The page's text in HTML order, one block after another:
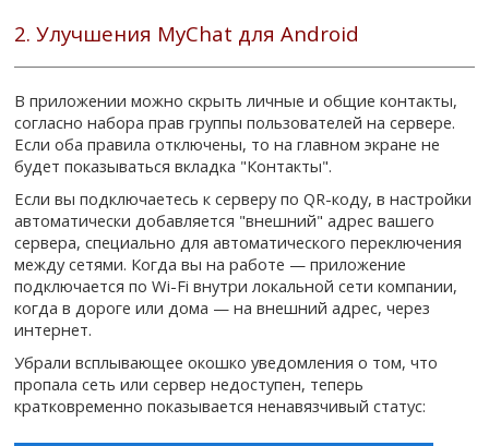
2. Улучшения MyChat для Android
В приложении можно скрыть личные и общие контакты,
согласно набора прав группы пользователей на сервере.
Если оба правила отключены, то на главном экране не
будет показываться вкладка "Контакты".
Если вы подключаетесь к серверу по QR-коду, в настройки
автоматически добавляется "внешний" адрес вашего
сервера, специально для автоматического переключения
между сетями. Когда вы на работе — приложение
подключается по Wi-Fi внутри локальной сети компании,
когда в дороге или дома — на внешний адрес, через
интернет.
Убрали всплывающее окошко уведомления о том, что
пропала сеть или сервер недоступен, теперь
кратковременно показывается ненавязчивый статус: